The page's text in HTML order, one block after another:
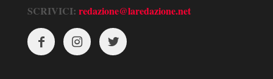
SCRIVICI: redazione@laredazione.net